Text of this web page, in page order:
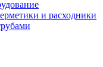
и расходники